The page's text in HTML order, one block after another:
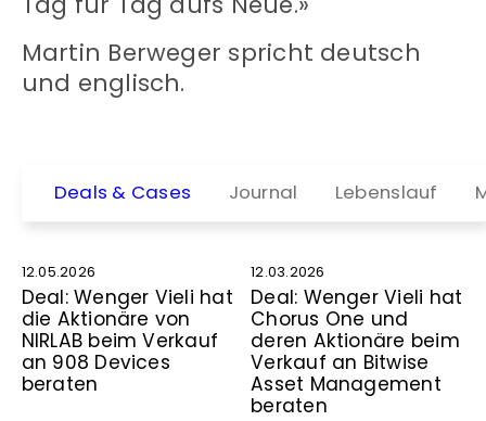
Martin Berweger spricht deutsch
und englisch.
Deals & Cases Journal Lebenslauf
12.05.2026
Deal: Wenger Vieli hat
die Aktionäre von
NIRLAB beim Verkauf
an 908 Devices
beraten
12.03.2026
Deal: Wenger Vieli hat
Chorus One und
deren Aktionäre beim
Verkauf an Bitwise
Asset Management
beraten